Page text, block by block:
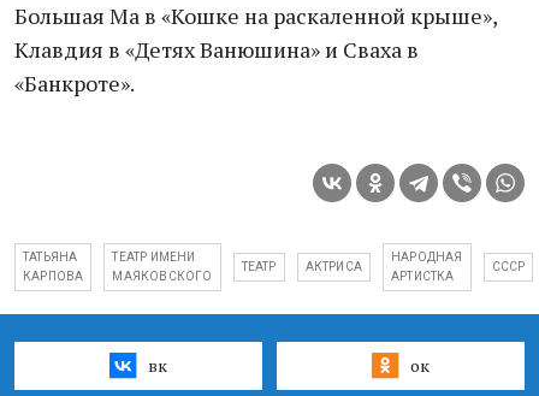
Большая Ма в «Кошке на раскаленной крыше»,
Клавдия в «Детях Ванюшина» и Сваха в
«Банкроте».
ТАТЬЯНА
КАРПОВА
ТЕАТР ИМЕНИ
МАЯКОВСКОГО
ТЕАТР АКТРИСА
НАРОДНАЯ
АРТИСТКА
СССР
вк ок